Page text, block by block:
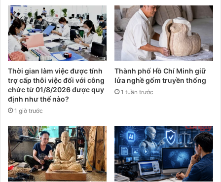
Thời gian làm việc được tính
trợ cấp thôi việc đối với công
chức từ 01/8/2026 được quy
định như thế nào?
1 giờ trước
Thành phố Hồ Chí Minh giữ
lửa nghề gốm truyền thống
1 tuần trước